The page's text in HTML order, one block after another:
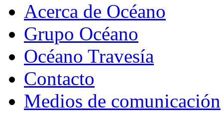
Acerca de Océano
Grupo Océano
Océano Travesía
Contacto
Medios de comunicación